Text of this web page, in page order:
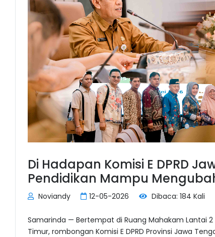
Di Hadapan Komisi E DPRD
Pendidikan Mampu
Noviandy 12-05-2026 Dibaca: 184 Kali
Samarinda — Bertempat di Ruang Mahakam Lantai
Timur, rombongan Komisi E DPRD Provinsi Jawa